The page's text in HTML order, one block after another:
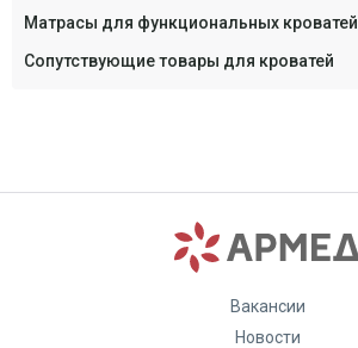
Матрасы для функциональных кроватей
Сопутствующие товары для кроватей
Вакансии
Новости